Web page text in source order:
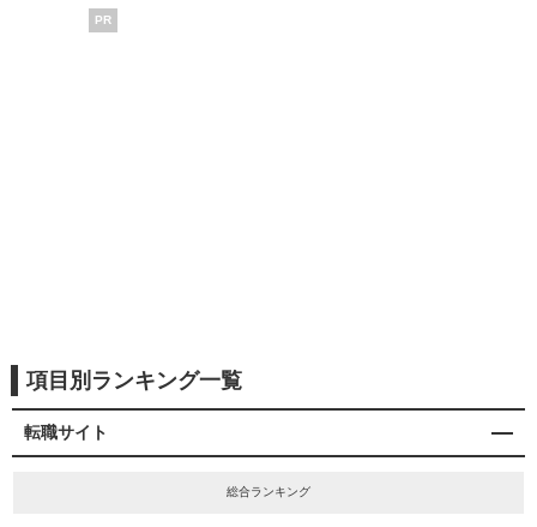
PR
項目別ランキング一覧
転職サイト
総合ランキング